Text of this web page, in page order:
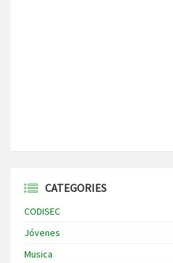
CATEGORIES
CODISEC
Jóvenes
Musica